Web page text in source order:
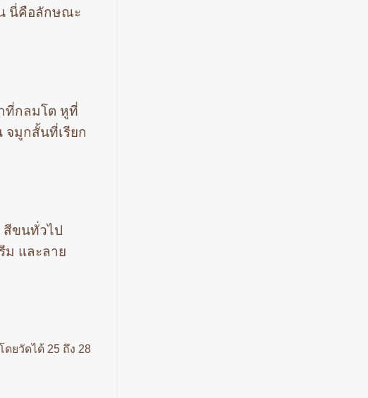
นี่คือลักษณะ
ที่กลมโต หูที่
จมูกสั้นที่เรียก
ขนทั่วไป
ม และลาย
ยวัดได้ 25 ถึง 28